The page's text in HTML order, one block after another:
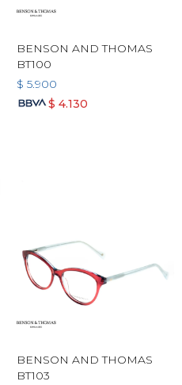
BENSON AND THOMAS
BT100
$ 5.900
$ 4.130
BENSON AND THOMAS
BT103